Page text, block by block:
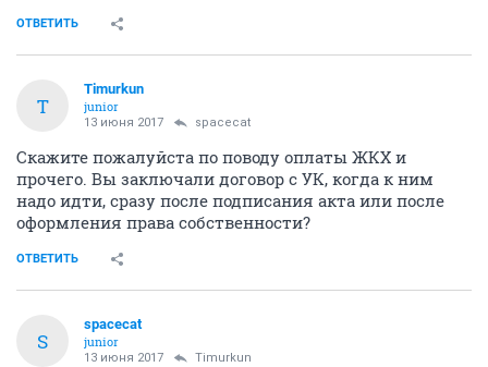
ОТВЕТИТЬ
T
Timurkun
junior
13 июня 2017 spacecat
Скажите пожалуйста по поводу оплаты ЖКХ и
прочего. Вы заключали договор с УК, когда к ним
надо идти, сразу после подписания акта или после
оформления права собственности?
ОТВЕТИТЬ
S
spacecat
junior
13 июня 2017 Timurkun